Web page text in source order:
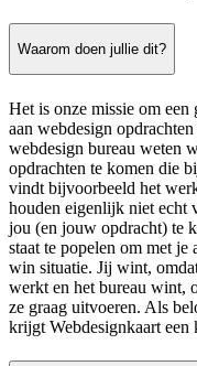
Waarom doen jullie dit?
Het is onze missie om een
aan webdesign
webdesign bureau weten
opdrachten te komen die
vindt bijvoorbeeld het
houden eigenlijk niet echt
jou (en jouw opdracht) te
staat te popelen om met
win situatie. Jij wint,
werkt en het bureau wint,
ze graag uitvoeren. Als
krijgt Webdesignkaart een